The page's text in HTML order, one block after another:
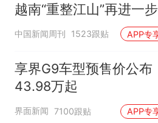
越南“重整江山”再进一步
中国新闻周刊 1523跟贴 APP专
享界G9车型预售价公布
43.98万起
界面新闻 7100跟贴 APP专